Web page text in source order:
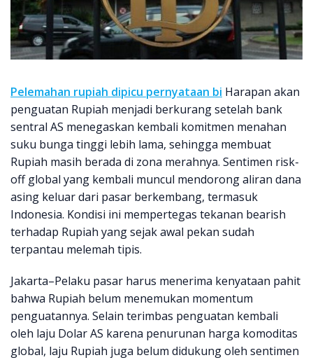
Pelemahan rupiah dipicu pernyataan bi Harapan akan
penguatan Rupiah menjadi berkurang setelah bank
sentral AS menegaskan kembali komitmen menahan
suku bunga tinggi lebih lama, sehingga membuat
Rupiah masih berada di zona merahnya. Sentimen risk-
off global yang kembali muncul mendorong aliran dana
asing keluar dari pasar berkembang, termasuk
Indonesia. Kondisi ini mempertegas tekanan bearish
terhadap Rupiah yang sejak awal pekan sudah
terpantau melemah tipis.
Jakarta–Pelaku pasar harus menerima kenyataan pahit
bahwa Rupiah belum menemukan momentum
penguatannya. Selain terimbas penguatan kembali
oleh laju Dolar AS karena penurunan harga komoditas
global, laju Rupiah juga belum didukung oleh sentimen